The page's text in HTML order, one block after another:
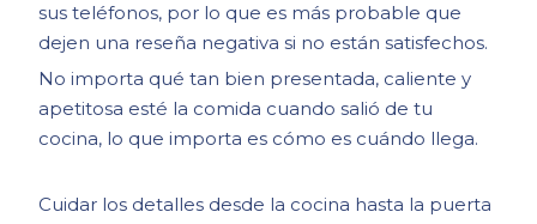
sus teléfonos, por lo que es más probable que
dejen una reseña negativa si no están satisfechos.
No importa qué tan bien presentada, caliente y
apetitosa esté la comida cuando salió de tu
cocina, lo que importa es cómo es cuándo llega.
Cuidar los detalles desde la cocina hasta la puerta